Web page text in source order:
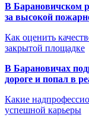
В Барановичском
за высокой
Как оценить
закрытой площадке
В Барановичах
дороге и попал в
Какие
успешной карьеры